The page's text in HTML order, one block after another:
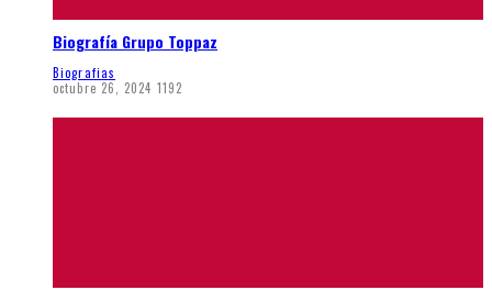
Biografía Grupo Toppaz
Biografias
octubre 26, 2024 1192